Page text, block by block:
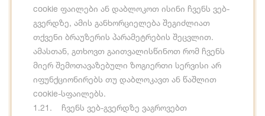
cookie ფაილები ან დაბლოკოთ ისინი ჩვენს ვებ-
გვერდზე, ამის განხორციელება შეგიძლიათ
თქვენი ბრაუზერის პარამეტრების შეცვლით.
ამასთან, გთხოვთ გაითვალისწინოთ რომ ჩვენს
მიერ შემოთავაზებული ზოგიერთი სერვისი არ
იფუნქციონირებს თუ დაბლოკავთ ან წაშლით
cookie-სფაილებს.
1.21. ჩვენს ვებ-გვერდზე ვაგროვებთ